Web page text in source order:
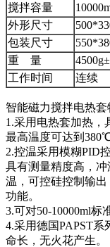
搅拌容量
外形尺寸
包装尺寸
重 量
工作时间
连续
智能磁力搅拌电热套
1.采用电热套加热，
最高温度可达到380℃
2.控温采用模糊PID
具有测量精度高，
温，可控硅控制输
功能。
3.可对50-10000ml标
4.采用德国PAPST
命长，无火花产生。